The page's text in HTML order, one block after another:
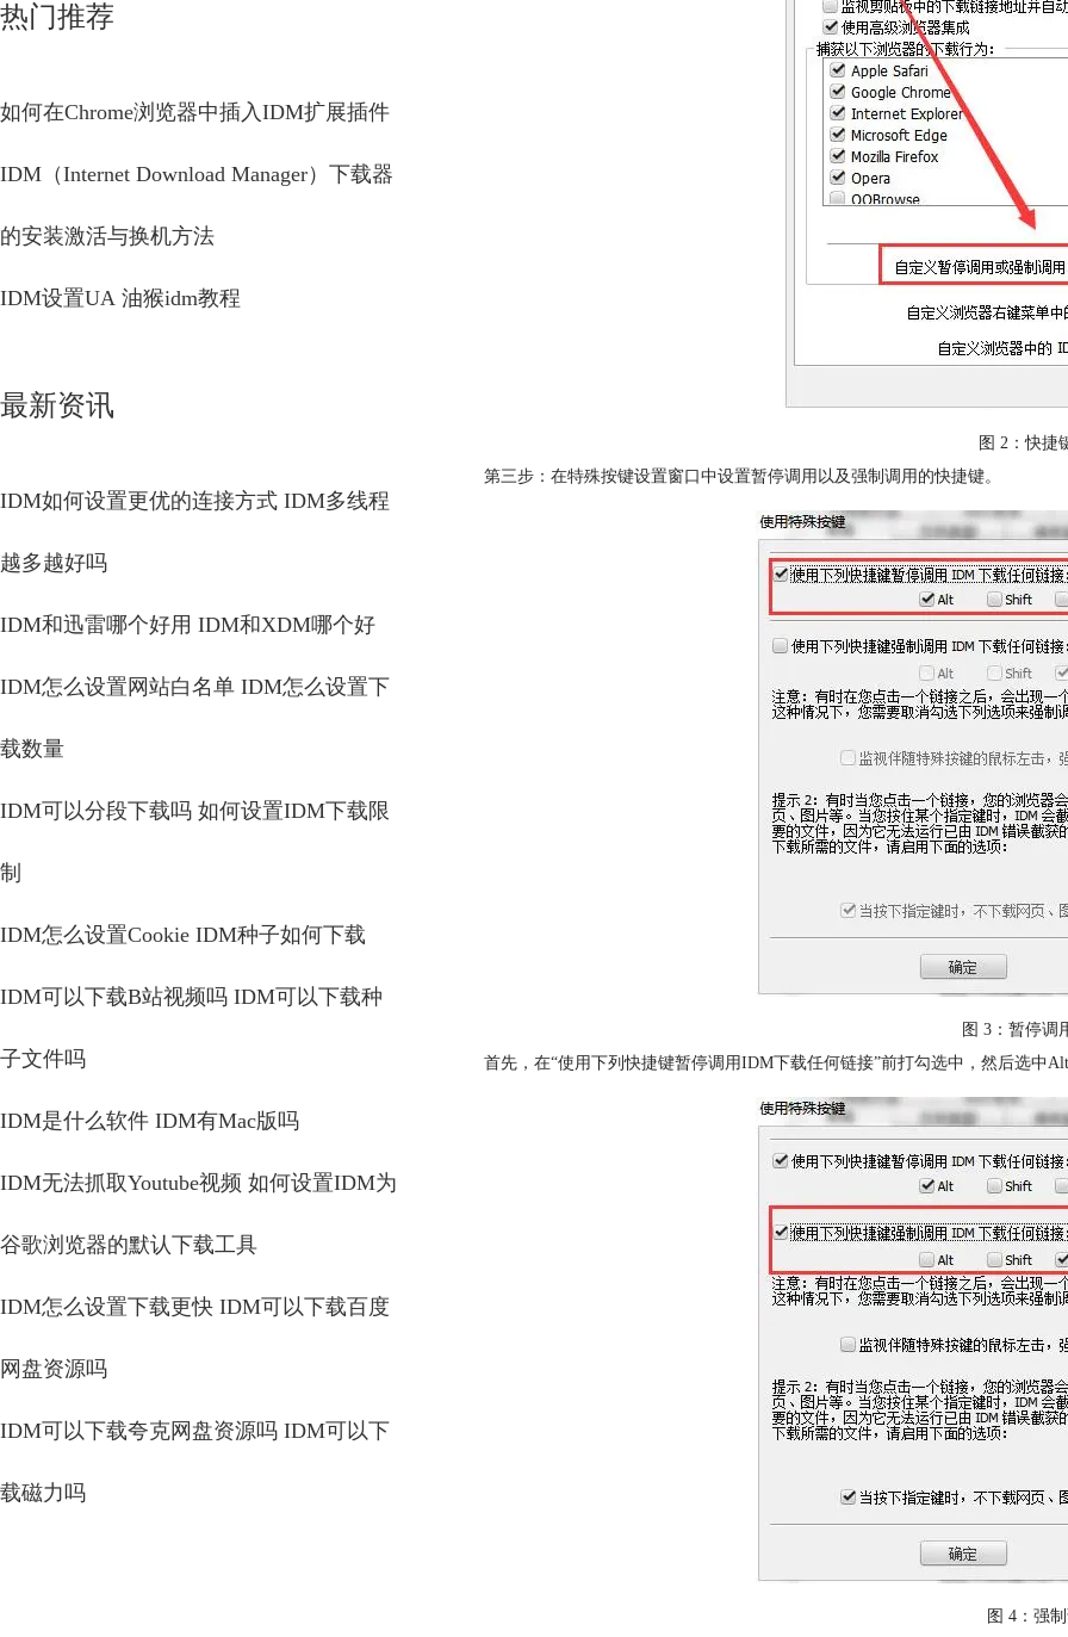
热门推荐
如何在Chrome浏览器中插入IDM扩展插件
IDM（Internet Download Manager）下载器
的安装激活与换机方法
IDM设置UA 油猴idm教程
最新资讯
IDM如何设置更优的连接方式 IDM多线程
越多越好吗
IDM和迅雷哪个好用 IDM和XDM哪个好
IDM怎么设置网站白名单 IDM怎么设置下
载数量
IDM可以分段下载吗 如何设置IDM下载限
制
IDM怎么设置Cookie IDM种子如何下载
IDM可以下载B站视频吗 IDM可以下载种
子文件吗
IDM是什么软件 IDM有Mac版吗
IDM无法抓取Youtube视频 如何设置IDM为
谷歌浏览器的默认下载工具
IDM怎么设置下载更快 IDM可以下载百度
网盘资源吗
IDM可以下载夸克网盘资源吗 IDM可以下
载磁力吗
图 2：快捷
第三步：在特殊按键设置窗口中设置暂停调用以及强制调用的快捷键。
图 3：暂停调
首先，在“使用下列快捷键暂停调用IDM下载任何链接”前打勾选中，然后选中
图 4：强